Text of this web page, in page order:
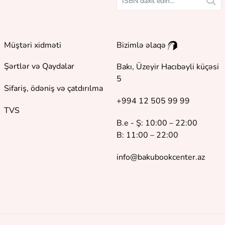
Müştəri xidməti
Şərtlər və Qaydalar
Sifariş, ödəniş və çatdırılma
TVS
Bizimlə əlaqə
Bakı, Üzeyir Hacıbəyli küçəsi
5
+994 12 505 99 99
B.e - Ş: 10:00 – 22:00
B: 11:00 – 22:00
info@bakubookcenter.az